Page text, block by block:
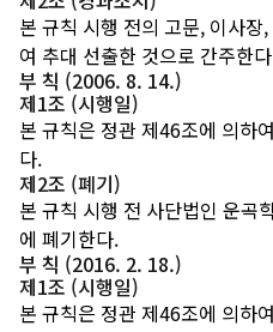
본 규칙 시행 전의 고문, 이사
여 추대 선출한 것으로 간주한
부 칙 (2006. 8. 14.)
제1조 (시행일)
본 규칙은 정관 제46조에 의하
다.
제2조 (폐기)
본 규칙 시행 전 사단법인 운곡
에 폐기한다.
부 칙 (2016. 2. 18.)
제1조 (시행일)
본 규칙은 정관 제46조에 의하